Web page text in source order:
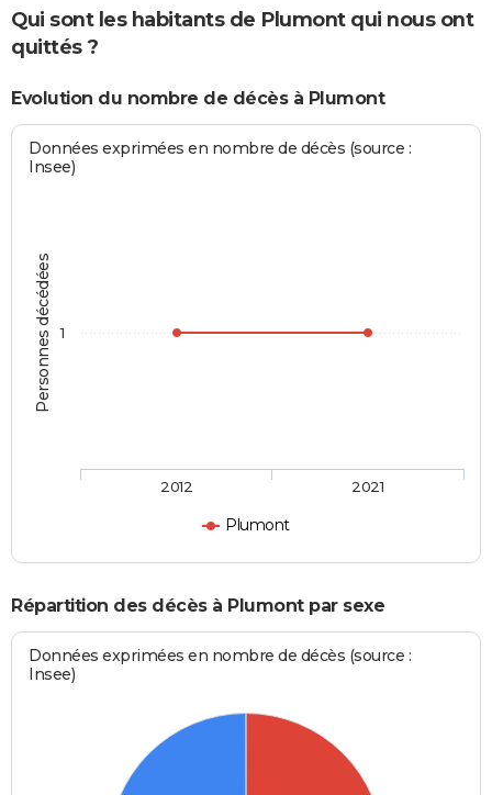
Qui sont les habitants de Plumont qui nous ont
quittés ?
Evolution du nombre de décès à Plumont
Personnes décédées
Données exprimées en nombre de décès (source :
Insee)
Plumont
2012 2021
1
Répartition des décès à Plumont par sexe
Données exprimées en nombre de décès (source :
Insee)